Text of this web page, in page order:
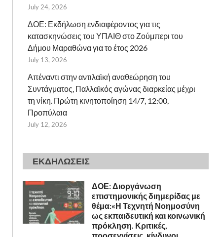
July 24, 2026
ΔΟΕ: Εκδήλωση ενδιαφέροντος για τις
κατασκηνώσεις του ΥΠΑΙΘ στο Ζούμπερι του
Δήμου Μαραθώνα για το έτος 2026
July 13, 2026
Απέναντι στην αντιλαϊκή αναθεώρηση του
Συντάγματος, Παλλαϊκός αγώνας διαρκείας μέχρι
τη νίκη. Πρώτη κινητοποίηση 14/7, 12:00,
Προπύλαια
July 12, 2026
ΕΚΔΗΛΩΣΕΙΣ
ΔΟΕ: Διοργάνωση
επιστημονικής διημερίδας με
θέμα:«Η Τεχνητή Νοημοσύνη
ως εκπαιδευτική και κοινωνική
πρόκληση. Κριτικές,
προσεγγίσεις, κίνδυνοι,